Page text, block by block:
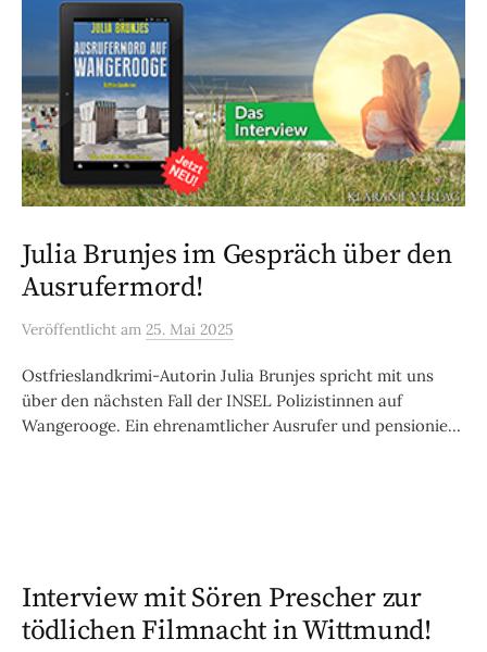
Julia Brunjes im Gespräch über den
Ausrufermord!
Veröffentlicht am 25. Mai 2025
Ostfrieslandkrimi-Autorin Julia Brunjes spricht mit uns
über den nächsten Fall der INSEL Polizistinnen auf
Wangerooge. Ein ehrenamtlicher Ausrufer und pensionie...
Interview mit Sören Prescher zur
tödlichen Filmnacht in Wittmund!